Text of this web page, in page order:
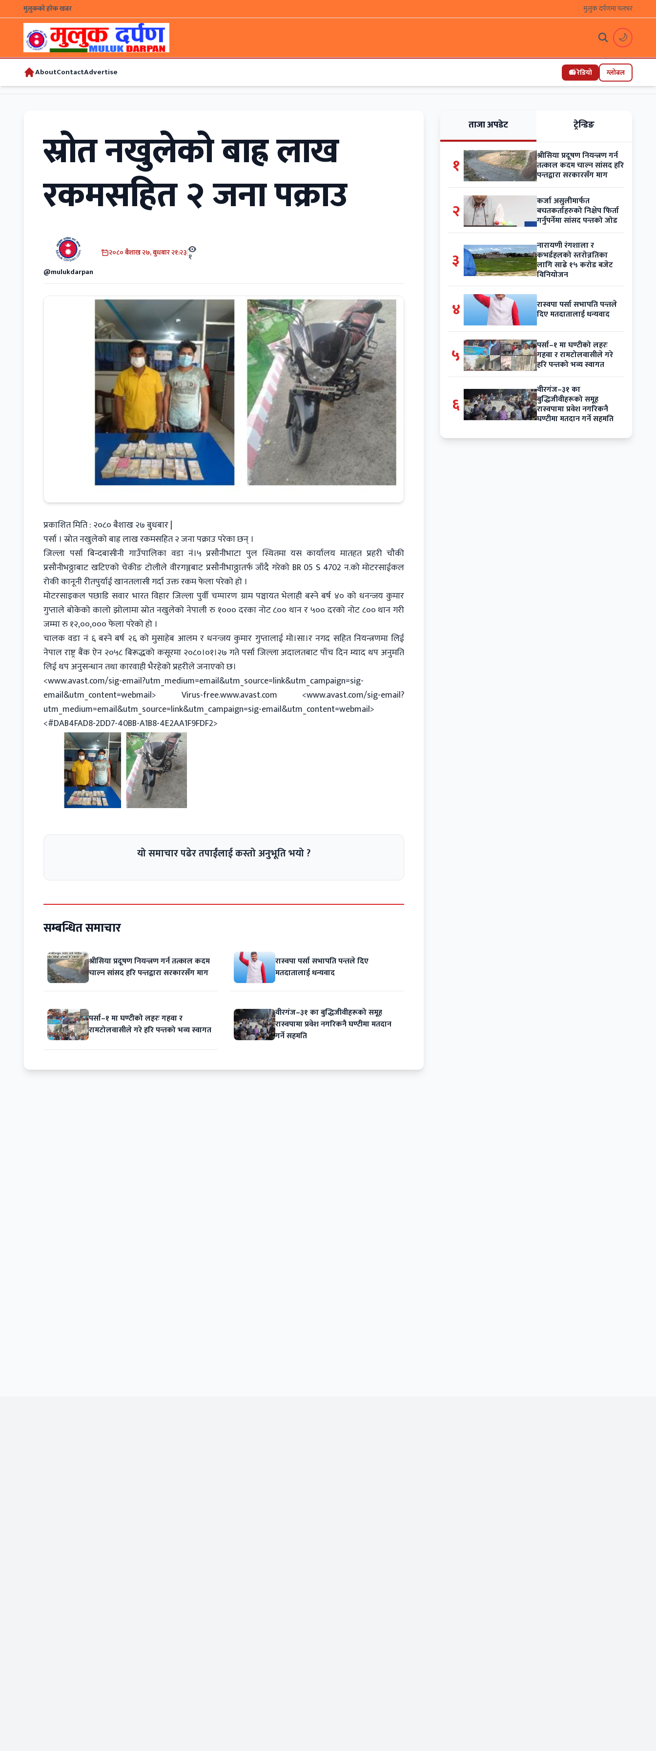
मुलुकको हरेक खबर मुलुक दर्पणमा पलभर
🌙
AboutContactAdvertise 📻 रेडियो ग्लोबल
स्रोत नखुलेको बाह्र लाख
रकमसहित २ जना पक्राउ
@mulukdarpan
२०८० बैशाख २७, बुधबार २१:२३|१
प्रकाशित मिति : २०८० बैशाख २७ बुधबार |
पर्सा । स्रोत नखुलेको बाह्र लाख रकमसहित २ जना पक्राउ परेका छन् ।
जिल्ला पर्सा बिन्दबासीनी गाउँपालिका वडा नं।५ प्रसौनीभाटा पुल स्थितमा यस कार्यालय मातहत प्रहरी चौकी
प्रसौनीभठ्ठाबाट खटिएको चेकीङ टोलीले वीरगञ्जबाट प्रसौनीभाठ्ठातर्फ जाँदै गरेको BR 05 S 4702 न.को मोटरसाईकल
रोकी कानूनी रीतपुर्याई खानतलासी गर्दा उक्त रकम फेला परेको हो ।
मोटरसाइकल पछाडि सवार भारत विहार जिल्ला पुर्वी चम्पारण ग्राम पञ्चायत भेलाही बस्ने बर्ष ४० को धनन्जय कुमार
गुप्ताले बोकेको कालो झोलामा स्रोत नखुलेको नेपाली रु १००० दरका नोट ८०० थान र ५०० दरको नोट ८०० थान गरी
जम्मा रु १२,००,००० फेला परेको हो ।
चालक वडा नं ६ बस्ने बर्ष २६ को मुसाहेब आलम र धनन्जय कुमार गुप्तालाई मो।सा।र नगद सहित नियन्त्रणमा लिई
नेपाल राष्ट्र बैंक ऐन २०५८ बिरूद्धको कसूरमा २०८०।०१।२७ गते पर्सा जिल्ला अदालतबाट पाँच दिन म्याद थप अनुमति
लिई थप अनुसन्धान तथा कारवाही भैरहेको प्रहरीले जनाएको छ।
<www.avast.com/sig-email?utm_medium=email&utm_source=link&utm_campaign=sig-
email&utm_content=webmail> Virus-free.www.avast.com <www.avast.com/sig-email?
utm_medium=email&utm_source=link&utm_campaign=sig-email&utm_content=webmail>
<#DAB4FAD8-2DD7-40BB-A1B8-4E2AA1F9FDF2>
यो समाचार पढेर तपाईंलाई कस्तो अनुभूति भयो ?
सम्बन्धित समाचार
श्रीसिया प्रदूषण नियन्त्रण गर्न तत्काल कदम
चाल्न सांसद हरि पन्तद्वारा सरकारसँग माग
रास्वपा पर्सा सभापति पन्तले दिए
मतदातालाई धन्यवाद
पर्सा–१ मा घण्टीको लहरः गहवा र
रामटोलवासीले गरे हरि पन्तको भव्य स्वागत
वीरगंज–३१ का बुद्धिजीवीहरूको समूह
रास्वपामा प्रवेश नगरिकनै घण्टीमा मतदान
गर्ने सहमति
ताजा अपडेट ट्रेन्डिङ
१ श्रीसिया प्रदूषण नियन्त्रण गर्न
तत्काल कदम चाल्न सांसद हरि
पन्तद्वारा सरकारसँग माग
२ कर्जा असुलीमार्फत
बचतकर्ताहरुको निक्षेप फिर्ता
गर्नुपर्नेमा सांसद पन्तको जोड
३
नारायणी रंगशाला र
कभर्डहलको स्तरोन्नतिका
लागि साढे १५ करोड बजेट
विनियोजन
४ रास्वपा पर्सा सभापति पन्तले
दिए मतदातालाई धन्यवाद
५ पर्सा–१ मा घण्टीको लहरः
गहवा र रामटोलवासीले गरे
हरि पन्तको भव्य स्वागत
६
वीरगंज–३१ का
बुद्धिजीवीहरूको समूह
रास्वपामा प्रवेश नगरिकनै
घण्टीमा मतदान गर्ने सहमति